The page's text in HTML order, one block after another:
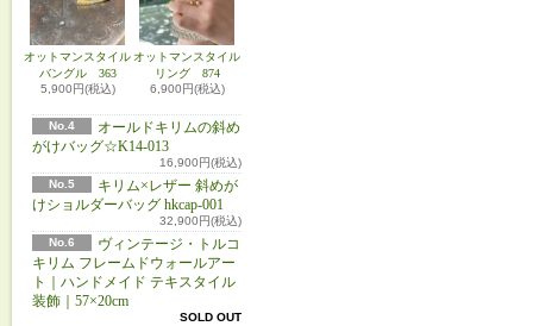
オットマンスタイル
バングル 363
5,900円(税込)
オットマンスタイル
リング 874
6,900円(税込)
No.4
オールドキリムの斜め
がけバッグ☆K14-013
16,900円(税込)
No.5
キリム×レザー 斜めが
けショルダーバッグ hkcap-001
32,900円(税込)
No.6
ヴィンテージ・トルコ
キリム フレームドウォールアー
ト｜ハンドメイド テキスタイル
装飾｜57×20cm
SOLD OUT